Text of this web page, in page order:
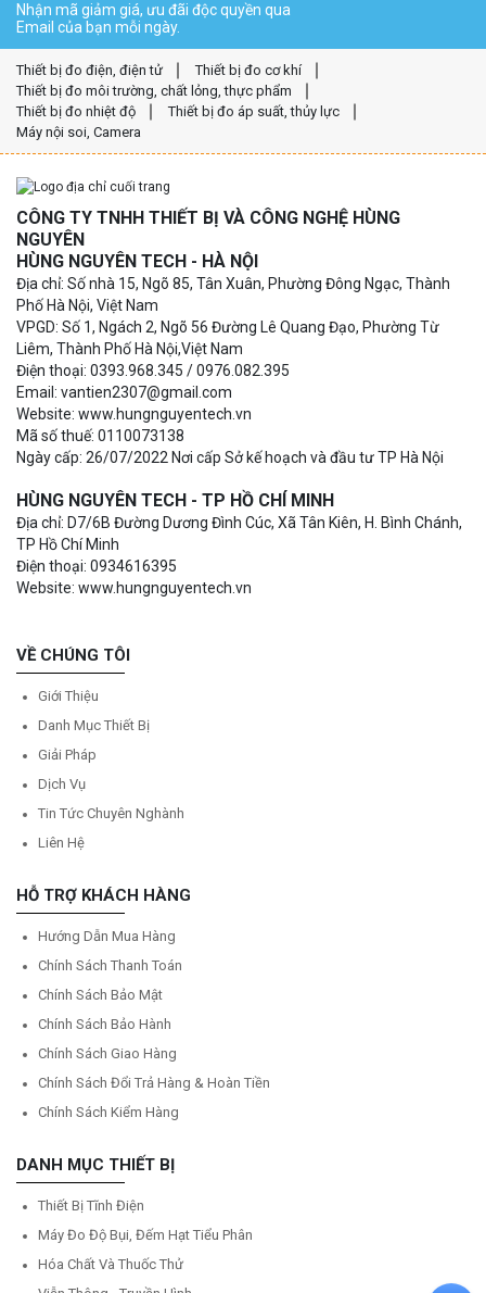
Nhận mã giảm giá, ưu đãi độc quyền qua
Email của bạn mỗi ngày.
Thiết bị đo điện, điện tử
Thiết bị đo cơ khí
Thiết bị đo môi trường, chất lỏng, thực phẩm
Thiết bị đo nhiệt độ
Thiết bị đo áp suất, thủy lực
Máy nội soi, Camera
CÔNG TY TNHH THIẾT BỊ VÀ CÔNG NGHỆ HÙNG
NGUYÊN
HÙNG NGUYÊN TECH - HÀ NỘI
Địa chỉ: Số nhà 15, Ngõ 85, Tân Xuân, Phường Đông Ngạc, Thành
Phố Hà Nội, Việt Nam
VPGD: Số 1, Ngách 2, Ngõ 56 Đường Lê Quang Đạo, Phường Từ
Liêm, Thành Phố Hà Nội,Việt Nam
Điện thoại: 0393.968.345 / 0976.082.395
Email: vantien2307@gmail.com
Website: www.hungnguyentech.vn
Mã số thuế: 0110073138
Ngày cấp: 26/07/2022 Nơi cấp Sở kế hoạch và đầu tư TP Hà Nội
HÙNG NGUYÊN TECH - TP HỒ CHÍ MINH
Địa chỉ: D7/6B Đường Dương Đình Cúc, Xã Tân Kiên, H. Bình Chánh,
TP Hồ Chí Minh
Điện thoại: 0934616395
Website: www.hungnguyentech.vn
VỀ CHÚNG TÔI
Giới Thiệu
Danh Mục Thiết Bị
Giải Pháp
Dịch Vụ
Tin Tức Chuyên Nghành
Liên Hệ
HỖ TRỢ KHÁCH HÀNG
Hướng Dẫn Mua Hàng
Chính Sách Thanh Toán
Chính Sách Bảo Mật
Chính Sách Bảo Hành
Chính Sách Giao Hàng
Chính Sách Đổi Trả Hàng & Hoàn Tiền
Chính Sách Kiểm Hàng
DANH MỤC THIẾT BỊ
Thiết Bị Tĩnh Điện
Máy Đo Độ Bụi, Đếm Hạt Tiểu Phân
Hóa Chất Và Thuốc Thử